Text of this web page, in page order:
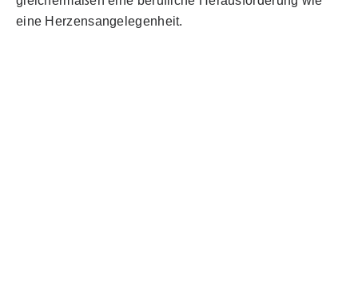
eine Herzensangelegenheit.